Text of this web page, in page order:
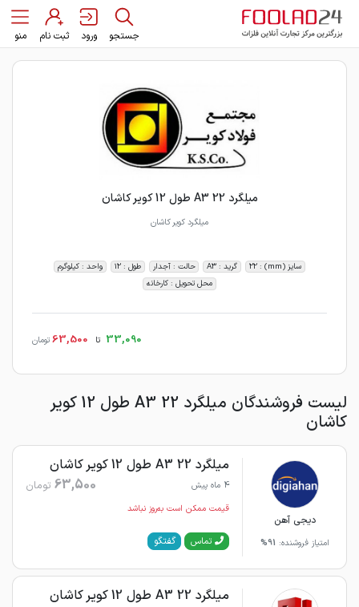
جستجو ورود ثبت نام منو
میلگرد 22 A3 طول 12 کویر کاشان
میلگرد کویر کاشان
سایز (mm) : 22 گرید : A3 حالت : آجدار طول : 12
واحد : کیلوگرم
محل تحویل : کارخانه
33,090 تا 63,500 تومان
لیست فروشندگان میلگرد 22 A3 طول 12 کویر
کاشان
دیجی آهن
امتیاز فروشنده: 91%
میلگرد 22 A3 طول 12 کویر کاشان
4 ماه پیش 63,500 تومان
قیمت ممکن است به‌روز نباشد
تماس گفتگو
میلگرد 22 A3 طول 12 کویر کاشان